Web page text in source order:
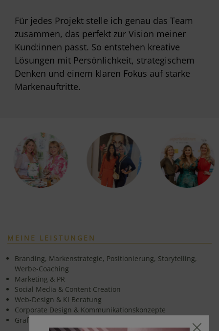
Für jedes Projekt stelle ich genau das Team
zusammen, das perfekt zur Vision meiner
Kund:innen passt. So entstehen kreative
Lösungen mit Persönlichkeit, strategischem
Denken und einem klaren Fokus auf starke
Markenauftritte.
MEINE LEISTUNGEN
Branding, Markenstrategie, Positionierung, Storytelling,
Werbe-Coaching
Marketing & PR
Social Media & Content Creation
Web-Design & KI Beratung
Corporate Design & Kommunikationskonzepte
Grafik Design & Drucksorten